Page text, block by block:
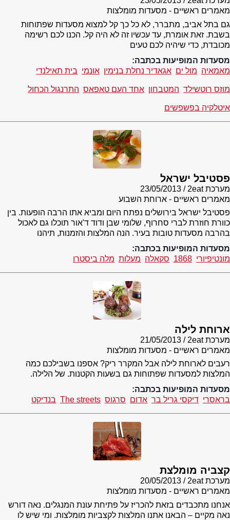
מאמרים ראשיים - מסעדות מומלצות
גם בתל אביב, מתברר, לא כל כך קל למצוא מסעדות שפתוחות
בשבת. זאת אומרת, עד עכשיו זה לא היה קל. הכנו לכם רשימה
מכובדת, כדי שיהיה לכם טעים
מסעדות המופיעות בכתבה:
מאמאיה מול ים אגאדיר נחלת בנימין אונמי בית תאילנדי
מוזס רוטשילד המטבחון אחד העם טאפאס התרנגול הכחול
איטלקיה בפשפשים
פסטיבל ישראל
מערכת 2eat
23/05/2013
מאמרים ראשיים - ארוחת השבוע
פסטיבל ישראל בירושלים נפתח היום ומביא אתו הרבה הופעות. בין
כוורת חוזרת לברי סחרוף, שלומי שבן ודוד ד'אור תוכלו גם לאכול
בהרבה מסעדות טובות בעיר. הנה המלצות והזמנות, תיהנו
מסעדות המופיעות בכתבה:
מונטיפיורי 1868 סקאלה מעלות מלה ביסטרו
ארוחת לילה
מערכת 2eat
21/05/2013
מאמרים ראשיים - מסעדות מומלצות
רעבים לארוחת לילה אבל המקרר ריק? אספנו בשבילכם כמה
המלצות למסעדות שפתוחות גם בשעות הקטנות. של הלילה.
מסעדות המופיעות בכתבה:
בראסרי דיקסי גריל בר אדום סרגוס The streets בנדיקט
קצביה מומלצת
מערכת 2eat
20/05/2013
מאמרים ראשיים - מסעדות מומלצות
אנחנו מתכבדים בזאת להכריז על פתיחת עונת המנגלים. נאה דורש
נאה מקיים – הבאנו אתנו המלצות לקצביות מומלצות. ומי שיש לו